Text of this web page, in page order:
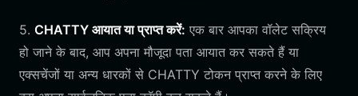
5. CHATTY आयात या प्राप्त करें: एक बार आपका वॉलेट सक्रिय
हो जाने के बाद, आप अपना मौजूदा पता आयात कर सकते हैं या
एक्सचेंजों या अन्य धारकों से CHATTY टोकन प्राप्त करने के लिए